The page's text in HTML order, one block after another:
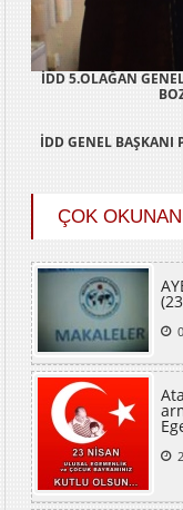
İDD 5.OLAĞAN
İDD GENEL BAŞKANI
ÇOK